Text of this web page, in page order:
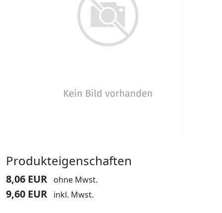
Produkteigenschaften
8,06 EUR ohne Mwst.
9,60 EUR inkl. Mwst.